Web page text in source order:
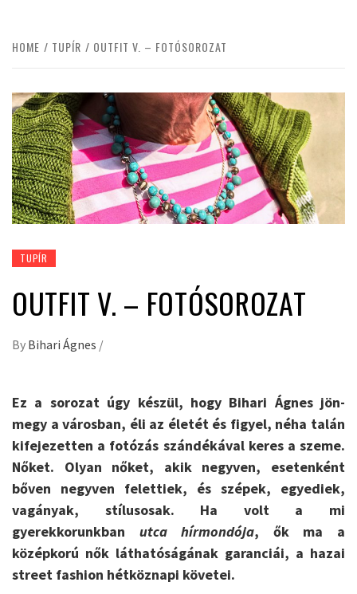
HOME TUPÍR OUTFIT V. – FOTÓSOROZAT
TUPÍR
OUTFIT V. – FOTÓSOROZAT
By Bihari Ágnes /
Ez a sorozat úgy készül, hogy Bihari Ágnes jön-
megy a városban, éli az életét és figyel, néha talán
kifejezetten a fotózás szándékával keres a szeme.
Nőket. Olyan nőket, akik negyven, esetenként
bőven negyven felettiek, és szépek, egyediek,
vagányak, stílusosak. Ha volt a mi
gyerekkorunkban utca hírmondója, ők ma a
középkorú nők láthatóságának garanciái, a hazai
street fashion hétköznapi követei.